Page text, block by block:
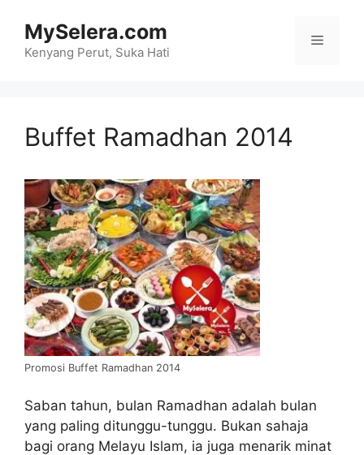
content
MySelera.com
Kenyang Perut, Suka Hati
Menu
Buffet Ramadhan 2014
Promosi Buffet Ramadhan 2014
Saban tahun, bulan Ramadhan adalah bulan
yang paling ditunggu-tunggu. Bukan sahaja
bagi orang Melayu Islam, ia juga menarik minat